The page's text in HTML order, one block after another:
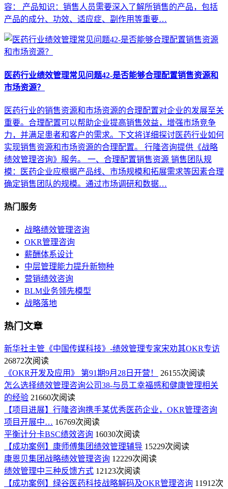
容： 产品知识：销售人员需要深入了解所销售的产品，包括
产品的成分、功效、适应症、副作用等重要…
医药行业绩效管理常见问题42-是否能够合理配置销售资源和
市场资源？
医药行业的销售资源和市场资源的合理配置对企业的发展至关
重要。合理配置可以帮助企业提高销售效益，增强市场竞争
力，并满足患者和客户的需求。下文将详细探讨医药行业如何
实现销售资源和市场资源的合理配置。 行隆咨询提供《战略
绩效管理咨询》服务。 一、合理配置销售资源 销售团队规
模：医药企业应根据产品线、市场规模和拓展需求等因素合理
确定销售团队的规模。通过市场调研和数据…
热门服务
战略绩效管理咨询
OKR管理咨询
薪酬体系设计
中层管理能力提升新物种
营销绩效咨询
BLM业务领先模型
战略落地
热门文章
新华社主管《中国传媒科技》-绩效管理专家宋劝其OKR专访
26872次阅读
《OKR开发及应用》 第91期9月28日开营！
26155次阅读
怎么选择绩效管理咨询公司38-与员工幸福感和健康管理相关
的经验 21660次阅读
【项目进展】行隆咨询携手某优秀医药企业，OKR管理咨询
项目开展中… 16769次阅读
平衡计分卡BSC绩效咨询 16030次阅读
【成功案例】康师傅集团绩效管理辅导 15229次阅读
康恩贝集团战略绩效管理咨询 12229次阅读
绩效管理中三种反馈方式 12123次阅读
【成功案例】绿谷医药科技战略解码及OKR管理咨询 11912次